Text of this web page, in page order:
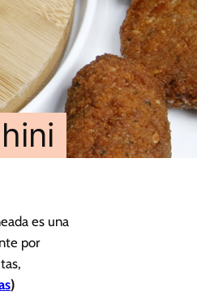
es una
por
)